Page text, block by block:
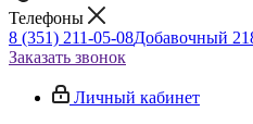
Телефоны
8 (351) 211-05-08Добавочный
Заказать звонок
Личный кабинет